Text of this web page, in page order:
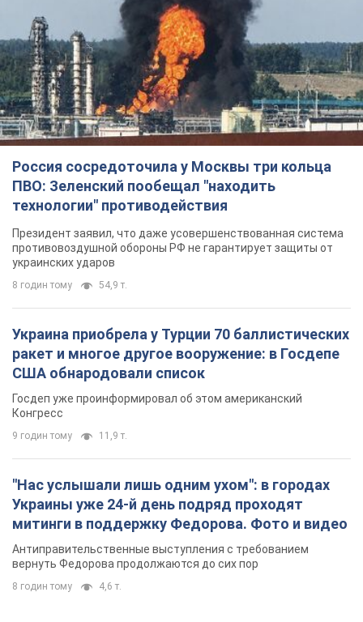
Россия сосредоточила у Москвы три кольца
ПВО: Зеленский пообещал "находить
технологии" противодействия
Президент заявил, что даже усовершенствованная система
противовоздушной обороны РФ не гарантирует защиты от
украинских ударов
8 годин тому 54,9 т.
Украина приобрела у Турции 70 баллистических
ракет и многое другое вооружение: в Госдепе
США обнародовали список
Госдеп уже проинформировал об этом американский
Конгресс
9 годин тому 11,9 т.
"Нас услышали лишь одним ухом": в городах
Украины уже 24-й день подряд проходят
митинги в поддержку Федорова. Фото и видео
Антиправительственные выступления с требованием
вернуть Федорова продолжаются до сих пор
8 годин тому 4,6 т.